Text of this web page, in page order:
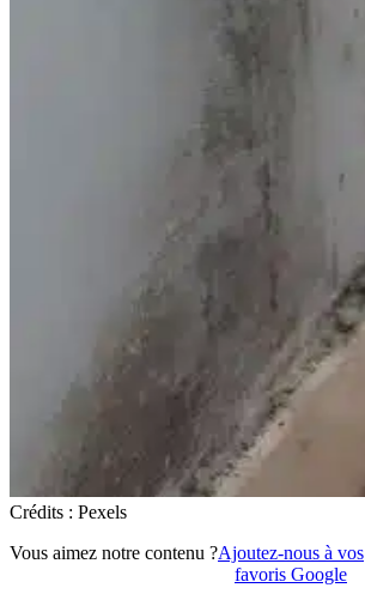
Crédits : Pexels
Vous aimez notre contenu ?Ajoutez-nous à vos
favoris Google